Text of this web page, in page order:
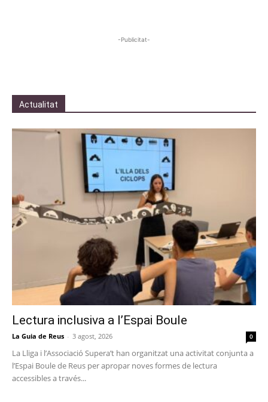
-Publicitat-
Actualitat
Lectura inclusiva a l’Espai Boule
La Guia de Reus - 3 agost, 2026 0
La Lliga i l’Associació Supera’t han organitzat una activitat conjunta a
l’Espai Boule de Reus per apropar noves formes de lectura
accessibles a través...